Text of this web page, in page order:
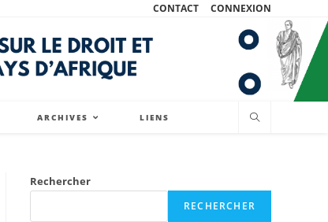
CONTACT CONNEXION
ARCHIVES LIENS
Rechercher
RECHERCHER